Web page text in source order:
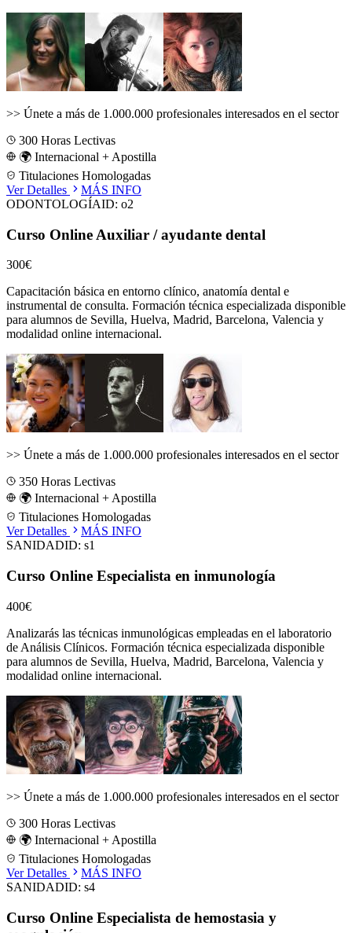
>> Únete a más de 1.000.000 profesionales interesados en el sector
300 Horas Lectivas
🌍 Internacional + Apostilla
Titulaciones Homologadas
Ver Detalles
MÁS INFO
ODONTOLOGÍAID: o2
Curso Online Auxiliar / ayudante dental
300€
Capacitación básica en entorno clínico, anatomía dental e
instrumental de consulta. Formación técnica especializada disponible
para alumnos de Sevilla, Huelva, Madrid, Barcelona, Valencia y
modalidad online internacional.
>> Únete a más de 1.000.000 profesionales interesados en el sector
350 Horas Lectivas
🌍 Internacional + Apostilla
Titulaciones Homologadas
Ver Detalles
MÁS INFO
SANIDADID: s1
Curso Online Especialista en inmunología
400€
Analizarás las técnicas inmunológicas empleadas en el laboratorio
de Análisis Clínicos. Formación técnica especializada disponible
para alumnos de Sevilla, Huelva, Madrid, Barcelona, Valencia y
modalidad online internacional.
>> Únete a más de 1.000.000 profesionales interesados en el sector
300 Horas Lectivas
🌍 Internacional + Apostilla
Titulaciones Homologadas
Ver Detalles
MÁS INFO
SANIDADID: s4
Curso Online Especialista de hemostasia y